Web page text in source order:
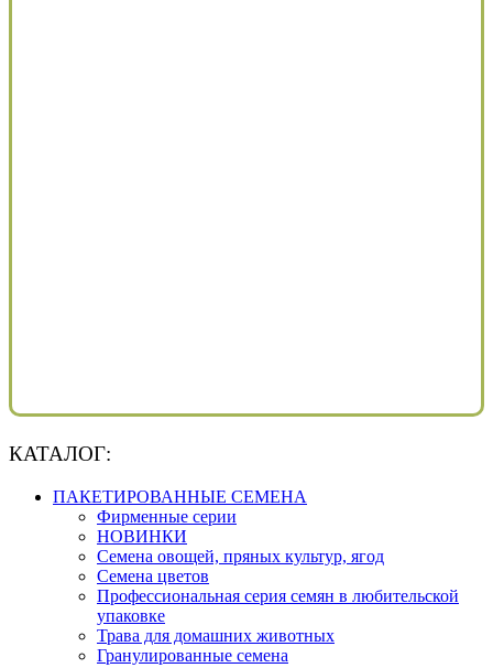
КАТАЛОГ:
ПАКЕТИРОВАННЫЕ СЕМЕНА
Фирменные серии
НОВИНКИ
Семена овощей, пряных культур, ягод
Семена цветов
Профессиональная серия семян в любительской
упаковке
Трава для домашних животных
Гранулированные семена